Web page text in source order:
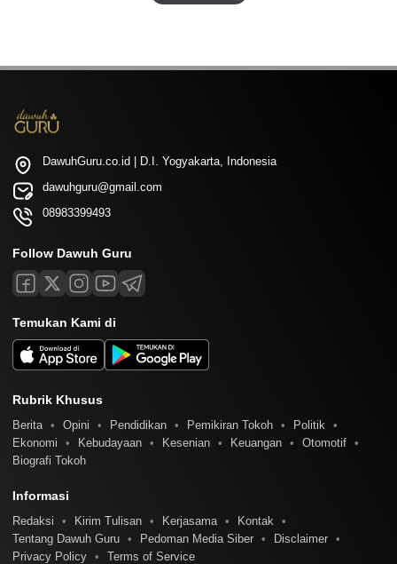
DawuhGuru.co.id | D.I. Yogyakarta, Indonesia
dawuhguru@gmail.com
08983399493
Follow Dawuh Guru
Temukan Kami di
Rubrik Khusus
Berita Opini Pendidikan Pemikiran Tokoh
Politik
Ekonomi
Kebudayaan Kesenian Keuangan
Otomotif
Biografi Tokoh
Informasi
Redaksi Kirim Tulisan Kerjasama
Kontak
Tentang Dawuh Guru
Pedoman Media Siber
Disclaimer
Privacy Policy
Terms of Service